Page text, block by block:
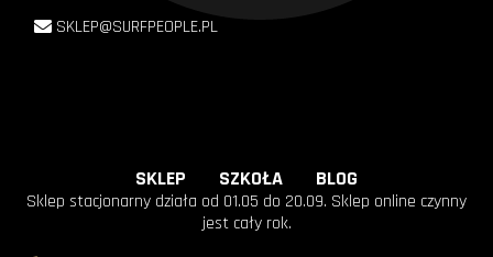
SKLEP@SURFPEOPLE.PL
Sklep stacjonarny działa od 01.05 do 20.09. Sklep online czynny
jest cały rok.
SKLEP SZKOŁA BLOG